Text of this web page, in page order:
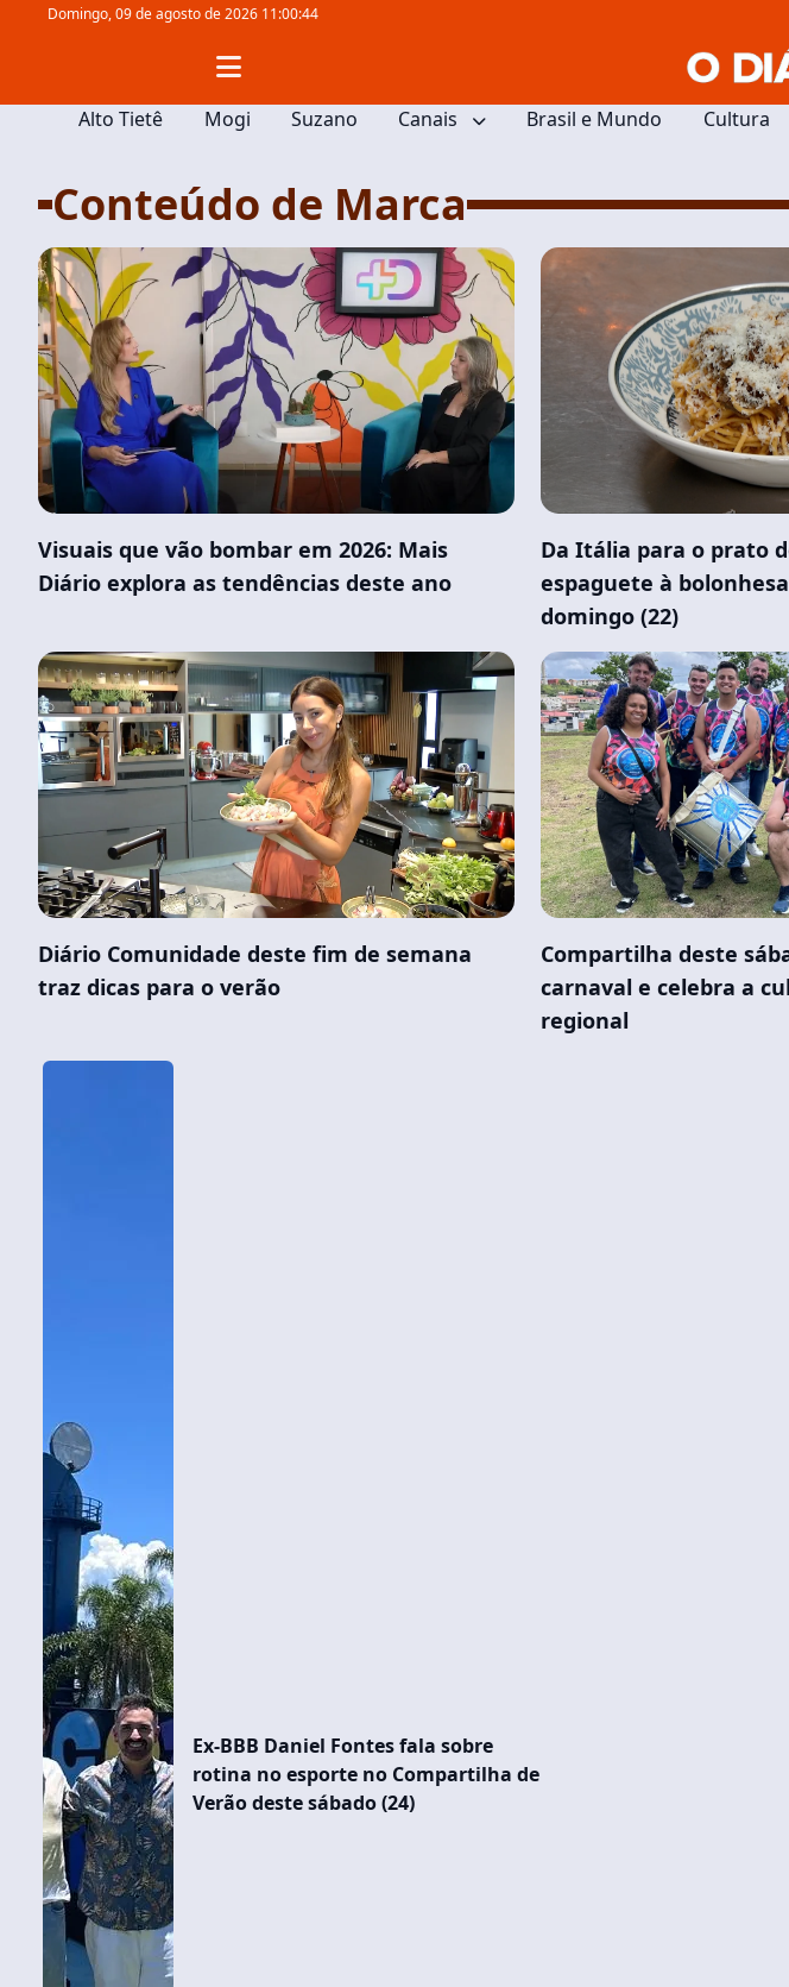
Domingo,09 de agosto de 2026 11:00:45
Alto Tietê Mogi Suzano Canais Brasil e Mundo Cultura
Conteúdo de Marca
Visuais que vão bombar em 2026: Mais
Diário explora as tendências deste ano
Da Itália para o prato
espaguete à
domingo (22)
Diário Comunidade deste fim de semana
traz dicas para o verão
Compartilha deste
carnaval e celebra a
regional
Ex-BBB Daniel Fontes fala sobre
rotina no esporte no Compartilha de
Verão deste sábado (24)